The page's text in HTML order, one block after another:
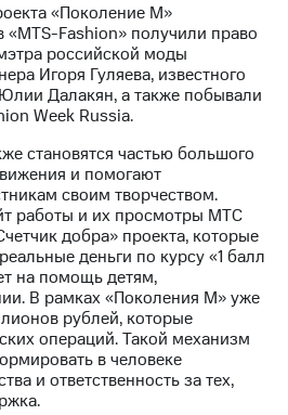
«Поколение М»
«MTS-Fashion» получили право
российской моды
Игоря Гуляева, известного
Далакян, а также побывали
Week Russia.
становятся частью большого
и помогают
своим творчеством.
работы и их просмотры МТС
добра» проекта, которые
деньги по курсу «1 балл
на помощь детям,
В рамках «Поколения М» уже
рублей, которые
операций. Такой механизм
в человеке
и ответственность за тех,